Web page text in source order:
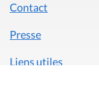
Contact
Presse
Liens utiles